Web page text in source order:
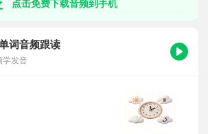
点击免费下载音频到手机
词音频跟读
学发音